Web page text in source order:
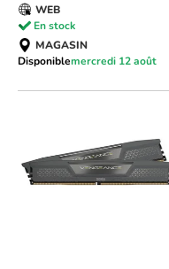
WEB
En stock
MAGASIN
Disponiblemercredi 12 août